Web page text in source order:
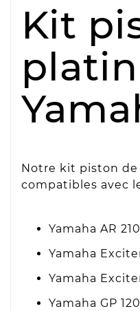
Kit
Notre kit piston de
compatibles avec
Yamaha AR
Yamaha
Yamaha
Yamaha GP